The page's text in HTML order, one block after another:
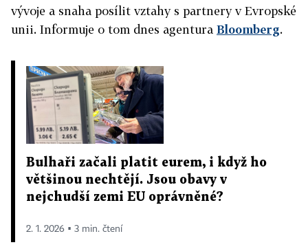
vývoje a snaha posílit vztahy s partnery v Evropské
unii. Informuje o tom dnes agentura Bloomberg.
Bulhaři začali platit eurem, i když ho
většinou nechtějí. Jsou obavy v
nejchudší zemi EU oprávněné?
2. 1. 2026 ▪ 3 min. čtení